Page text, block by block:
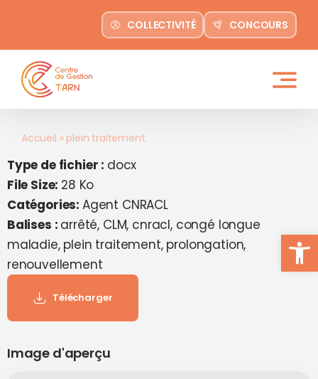
Ouvrir
contenu
COLLECTIVITÉ CONCOURS
Accueil » plein traitement
Type de fichier : docx
File Size: 28 Ko
Catégories: Agent CNRACL
Balises : arrêté, CLM, cnracl, congé longue
maladie, plein traitement, prolongation,
renouvellement
Télécharger
Image d'aperçu